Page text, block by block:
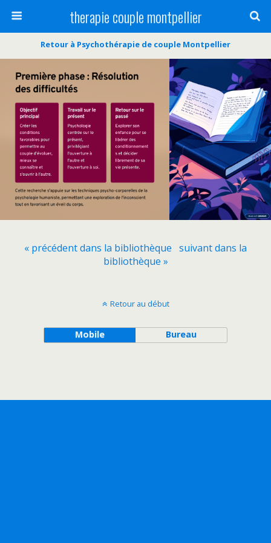
therapie couple montpellier
Retour à Psychothérapie de couple Montpellier
« précédent dans la bibliothèque suivant dans la
bibliothèque »
Retour au début
Mobile Bureau